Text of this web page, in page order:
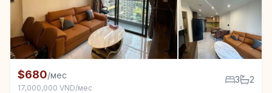
Квартира в аренду в Район 12, 3 спал.
$680/мес
17,000,000 VND/мес
3 2